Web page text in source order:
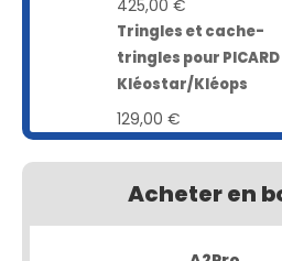
425,00 €
Tringles et cache-
tringles pour PICARD
Kléostar/Kléops
129,00 €
Acheter en